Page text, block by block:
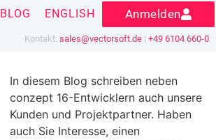
Kontakt: sales@vectorsoft.de | +49 6104 660-0
BLOG ENGLISH Anmelden
In diesem Blog schreiben neben
conzept 16-Entwicklern auch unsere
Kunden und Projektpartner. Haben
auch Sie Interesse, einen